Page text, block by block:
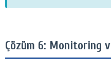
Çözüm 6: Monitoring